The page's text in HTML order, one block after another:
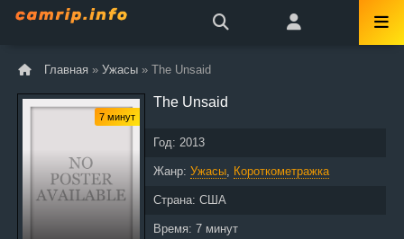
Главная » Ужасы » The Unsaid
7 минут
The Unsaid
Год: 2013
Жанр: Ужасы, Короткометражка
Страна: США
Время: 7 минут